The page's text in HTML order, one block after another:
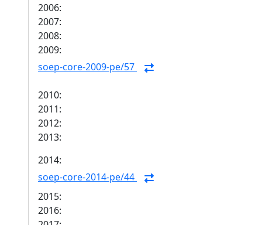
2006:
2007:
2008:
2009:
soep-core-2009-pe/57
2010:
2011:
2012:
2013:
2014:
soep-core-2014-pe/44
2015:
2016: